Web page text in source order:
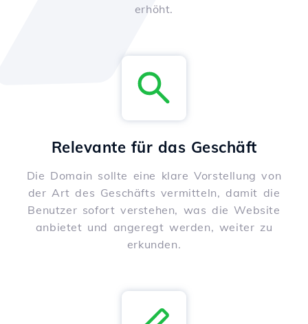
erhöht.
Relevante für das Geschäft
Die Domain sollte eine klare Vorstellung von
der Art des Geschäfts vermitteln, damit die
Benutzer sofort verstehen, was die Website
anbietet und angeregt werden, weiter zu
erkunden.